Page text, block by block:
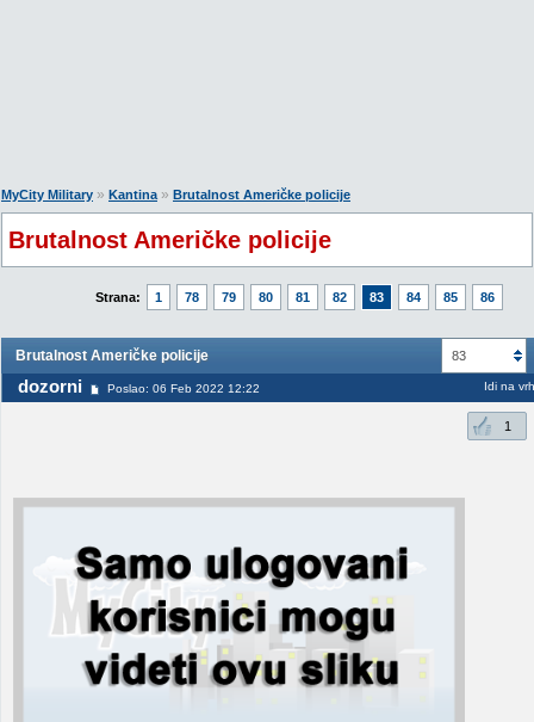
MyCity Military » Kantina» Brutalnost Američke policije
Brutalnost Američke policije
Strana: 1 78 79 80 81 82 83 84 85 86
83
Brutalnost Američke policije
dozorni Poslao: 06 Feb 2022 12:22 Idi na vrh
1